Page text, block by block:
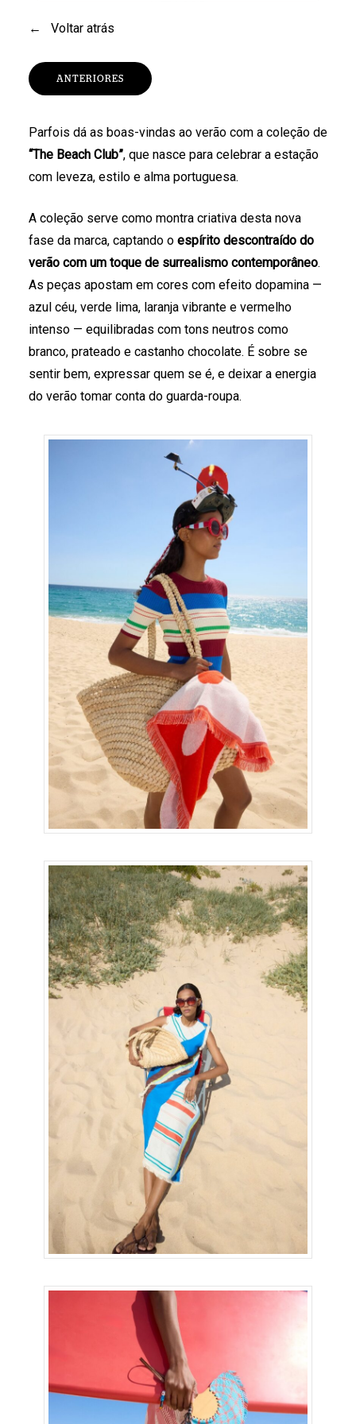
← Voltar atrás
ANTERIORES
Parfois dá as boas-vindas ao verão com a coleção de
“The Beach Club”, que nasce para celebrar a estação
com leveza, estilo e alma portuguesa.
A coleção serve como montra criativa desta nova
fase da marca, captando o espírito descontraído do
verão com um toque de surrealismo contemporâneo.
As peças apostam em cores com efeito dopamina —
azul céu, verde lima, laranja vibrante e vermelho
intenso — equilibradas com tons neutros como
branco, prateado e castanho chocolate. É sobre se
sentir bem, expressar quem se é, e deixar a energia
do verão tomar conta do guarda-roupa.